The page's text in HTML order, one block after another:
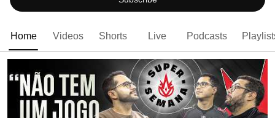
Home Videos Shorts Live Podcasts